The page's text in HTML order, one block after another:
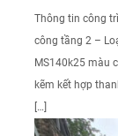
Thông tin công
công tầng 2 –
MS140k25 màu
kẽm kết hợp
[…]